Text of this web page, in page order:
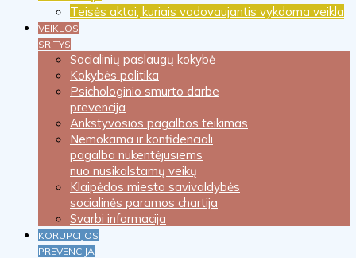
Teisės aktai, kuriais vadovaujantis vykdoma veikla
VEIKLOS
SRITYS
Socialinių paslaugų kokybė
Kokybės politika
Psichologinio smurto darbe
prevencija
Ankstyvosios pagalbos teikimas
Nemokama ir konfidenciali
pagalba nukentėjusiems
nuo nusikalstamų veikų
Klaipėdos miesto savivaldybės
socialinės paramos chartija
Svarbi informacija
KORUPCIJOS
PREVENCIJA